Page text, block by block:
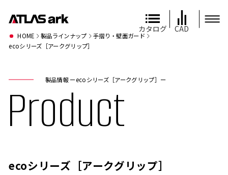
カタログ CAD
製品情報 ーecoシリーズ［アークグリップ］ー
Product
HOME 製品ラインナップ
手摺り・壁面ガード
ecoシリーズ［アークグリップ］
ecoシリーズ［アークグリップ］